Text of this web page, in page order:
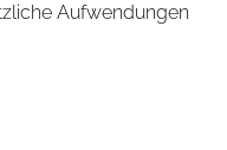
Aufwendungen